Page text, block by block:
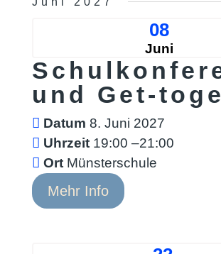
08
Juni
und Get-
Datum 8. Juni 2027
Uhrzeit 19:00 –21:00
Ort Münsterschule
Mehr Info